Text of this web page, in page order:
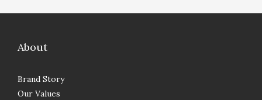
About
Brand Story
Our Values